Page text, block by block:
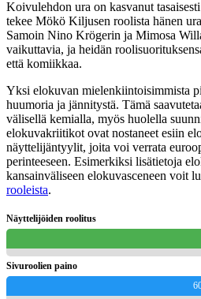
Koivulehdon ura on kasvanut
tekee Mökö Kiljusen roolista hänen
Samoin Nino Krögerin ja Mimosa
vaikuttavia, ja heidän
että komiikkaa.
Yksi elokuvan mielenkiintoisimmista
huumoria ja jännitystä. Tämä
välisellä kemialla, myös huolella
elokuvakriitikot ovat nostaneet esiin
näyttelijäntyylit, joita voi verrata
perinteeseen. Esimerkiksi lisätietoja
kansainväliseen elokuvasceneen voit
rooleista.
Näyttelijöiden roolitus
Sivuroolien paino